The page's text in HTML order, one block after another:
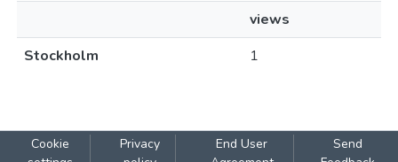
views
Stockholm
1
Cookie
Privacy
End User
Send